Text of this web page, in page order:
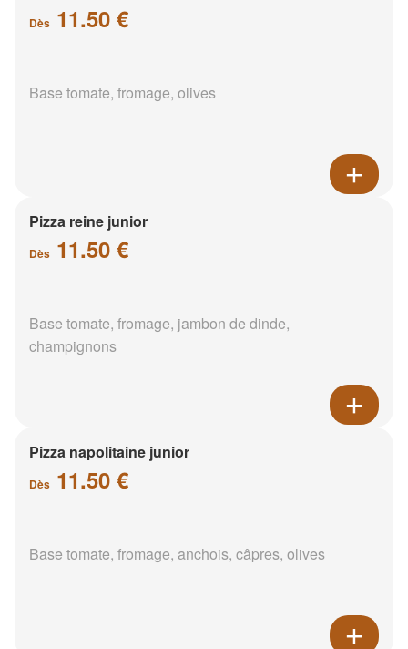
Dès 11.50 €
Base tomate, fromage, olives
Pizza reine junior
Dès 11.50 €
Base tomate, fromage, jambon de dinde,
champignons
Pizza napolitaine junior
Dès 11.50 €
Base tomate, fromage, anchois, câpres, olives